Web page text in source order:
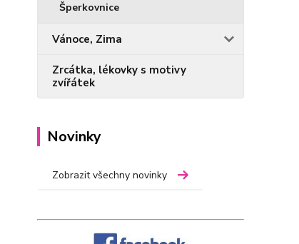
Šperkovnice
Vánoce, Zima
Zrcátka, lékovky s motivy
zvířátek
Novinky
Zobrazit všechny novinky